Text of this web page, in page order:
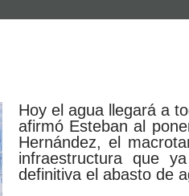
Hoy el agua llegará a
afirmó Esteban al
Hernández, el
infraestructura que
definitiva el abasto de